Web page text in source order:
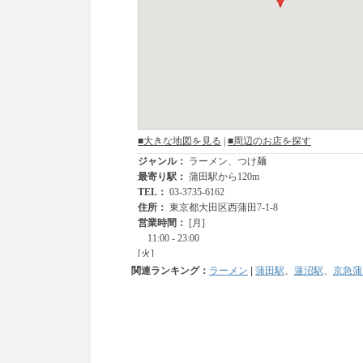
関連ランキング： ラーメン | 蒲田駅 蓮沼駅 京急